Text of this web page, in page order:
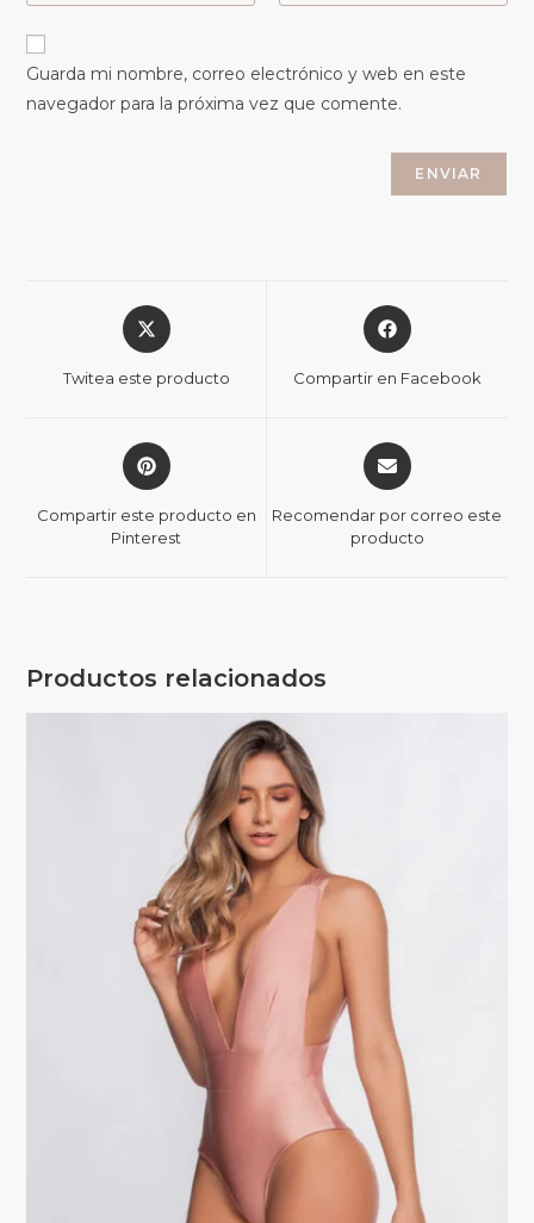
Guarda mi nombre, correo electrónico y web en este
navegador para la próxima vez que comente.
Twitea este producto Compartir en Facebook
Compartir este producto en
Pinterest
Recomendar por correo este
producto
Productos relacionados